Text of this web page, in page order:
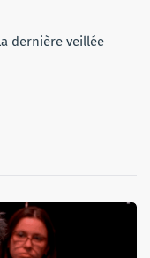
dernière veillée